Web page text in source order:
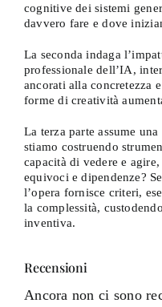
cognitive dei sistemi
davvero fare e dove
La seconda indaga
professionale dell’IA,
ancorati alla concretezza
forme di creatività
La terza parte assume
stiamo costruendo
capacità di vedere e
equivoci e dipendenze?
l’opera fornisce criteri,
la complessità,
inventiva.
Recensioni
Ancora non ci sono